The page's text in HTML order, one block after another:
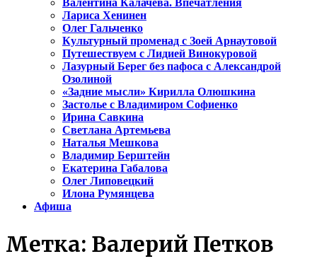
Валентина Калачёва. Впечатления
Лариса Хенинен
Олег Гальченко
Культурный променад с Зоей Арнаутовой
Путешествуем с Лидией Винокуровой
Лазурный Берег без пафоса с Александрой
Озолиной
«Задние мысли» Кирилла Олюшкина
Застолье с Владимиром Софиенко
Ирина Савкина
Светлана Артемьева
Наталья Мешкова
Владимир Берштейн
Екатерина Габалова
Олег Липовецкий
Илона Румянцева
Афиша
Метка: Валерий Петков